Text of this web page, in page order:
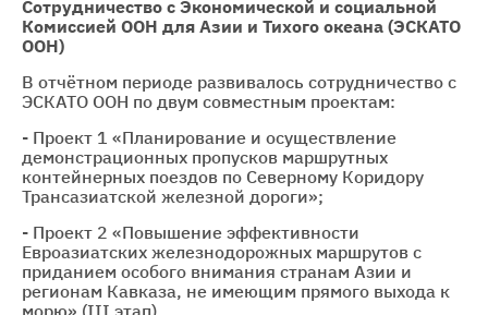
Сотрудничество с Экономической и социальной
Комиссией ООН для Азии и Тихого океана (ЭСКАТО
ООН)
В отчётном периоде развивалось сотрудничество с
ЭСКАТО ООН по двум совместным проектам:
- Проект 1 «Планирование и осуществление
демонстрационных пропусков маршрутных
контейнерных поездов по Северному Коридору
Трансазиатской железной дороги»;
- Проект 2 «Повышение эффективности
Евроазиатских железнодорожных маршрутов с
приданием особого внимания странам Азии и
регионам Кавказа, не имеющим прямого выхода к
морю» (III этап).